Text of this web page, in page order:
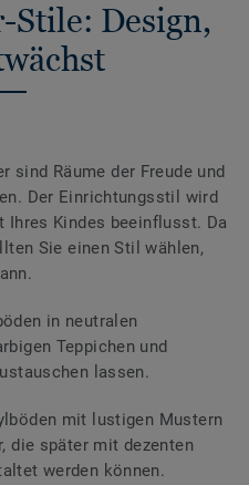
Design,
sind Räume der Freude und
Der Einrichtungsstil wird
Kindes beeinflusst. Da
Sie einen Stil wählen,
in neutralen
Teppichen und
lassen.
mit lustigen Mustern
die später mit dezenten
werden können.